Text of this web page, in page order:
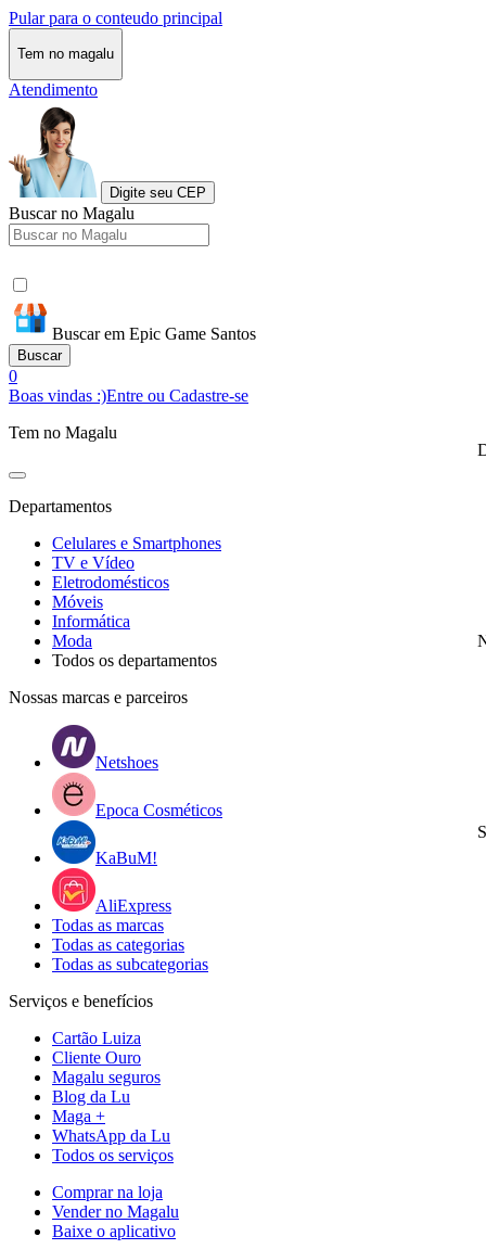
Pular para o conteudo principal
Tem no magalu
Atendimento
Digite seu CEP
Buscar no Magalu
Buscar em Epic Game Santos
Buscar
0
Boas vindas :)Entre ou Cadastre-se
Tem no Magalu
Departamentos
Celulares e Smartphones
TV e Vídeo
Eletrodomésticos
Móveis
Informática
Moda
Todos os departamentos
Nossas marcas e parceiros
Netshoes
Epoca Cosméticos
KaBuM!
AliExpress
Todas as marcas
Todas as categorias
Todas as subcategorias
Serviços e benefícios
Cartão Luiza
Cliente Ouro
Magalu seguros
Blog da Lu
Maga +
WhatsApp da Lu
Todos os serviços
Comprar na loja
Vender no Magalu
Baixe o aplicativo